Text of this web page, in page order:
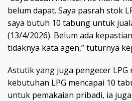
belum dapat. Saya pasrah stok
saya butuh 10 tabung untuk
(13/4/2026). Belum ada
tidaknya kata agen,” tuturnya
Astutik yang juga pengecer LPG
kebutuhan LPG mencapai 10
untuk pemakaian pribadi, ia